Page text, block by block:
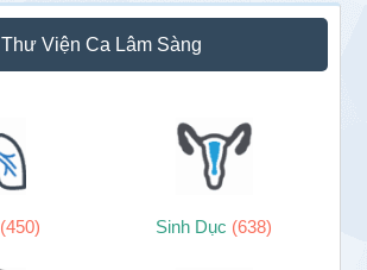
Thư Viện Ca Lâm Sàng
(450) Sinh Dục (638)